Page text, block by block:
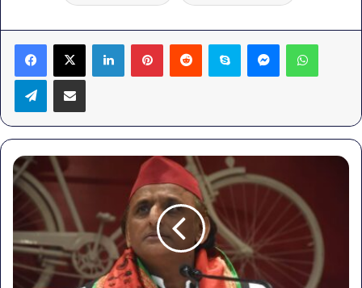
LinkedInPinterestReddit Skype Messenger
TelegramShare via Email